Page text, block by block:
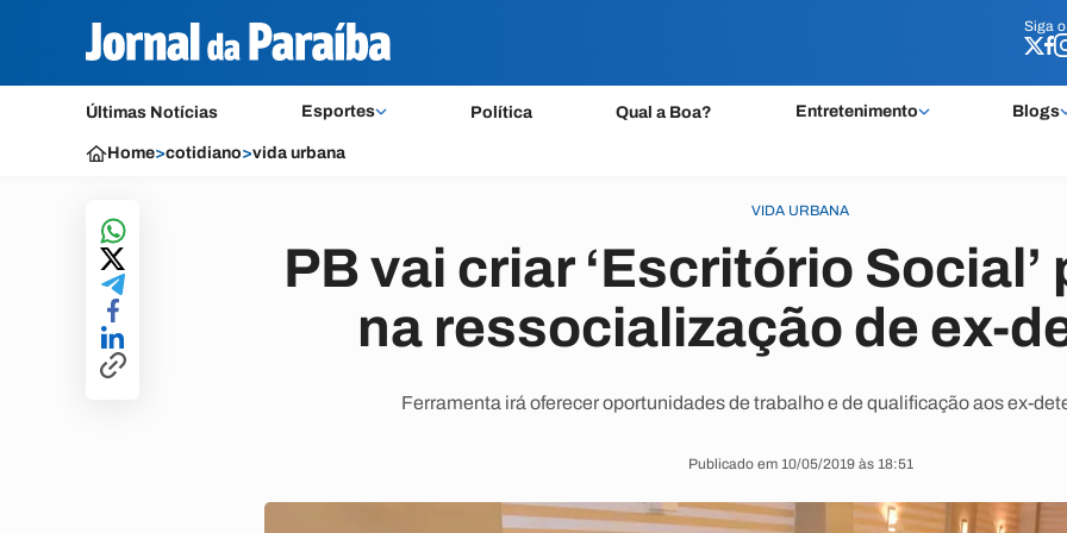
Siga o
Últimas Notícias Esportes Política Qual a Boa? Entretenimento Blogs
Siga o
Home>cotidiano>vida urbana
VIDA URBANA
PB vai criar ‘Escritório Social’
na ressocialização de ex-
Ferramenta irá oferecer oportunidades de trabalho e de qualificação aos ex-
Publicado em 10/05/2019 às 18:51